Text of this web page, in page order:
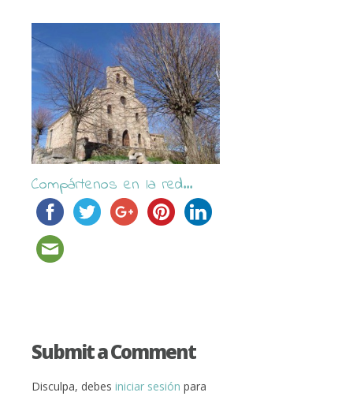
Compártenos en la red...
Submit a Comment
Disculpa, debes iniciar sesión para